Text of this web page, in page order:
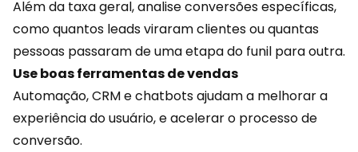
Além da taxa geral, analise conversões específicas,
como quantos leads viraram clientes ou quantas
pessoas passaram de uma etapa do funil para outra.
Use boas ferramentas de vendas
Automação, CRM e chatbots ajudam a melhorar a
experiência do usuário, e acelerar o processo de
conversão.